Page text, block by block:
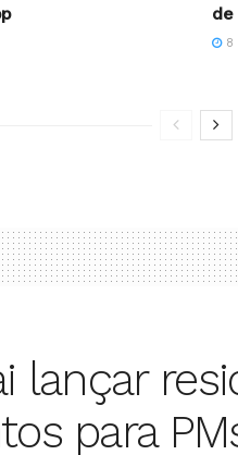
de
8
lançar
para